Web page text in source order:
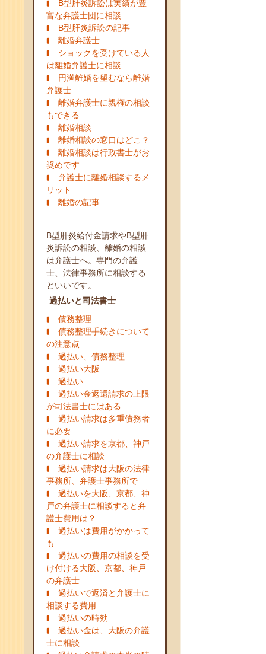
B型肝炎訴訟は実績が豊
富な弁護士団に相談
B型肝炎訴訟の記事
離婚弁護士
ショックを受けている人
は離婚弁護士に相談
円満離婚を望むなら離婚
弁護士
離婚弁護士に親権の相談
もできる
離婚相談
離婚相談の窓口はどこ？
離婚相談は行政書士がお
奨めです
弁護士に離婚相談するメ
リット
離婚の記事
B型肝炎給付金請求やB型肝
炎訴訟の相談、離婚の相談
は弁護士へ。専門の弁護
士、法律事務所に相談する
といいです。
過払いと司法書士
債務整理
債務整理手続きについて
の注意点
過払い、債務整理
過払い大阪
過払い
過払い金返還請求の上限
が司法書士にはある
過払い請求は多重債務者
に必要
過払い請求を京都、神戸
の弁護士に相談
過払い請求は大阪の法律
事務所、弁護士事務所で
過払いを大阪、京都、神
戸の弁護士に相談すると弁
護士費用は？
過払いは費用がかかって
も
過払いの費用の相談を受
け付ける大阪、京都、神戸
の弁護士
過払いで返済と弁護士に
相談する費用
過払いの時効
過払い金は、大阪の弁護
士に相談